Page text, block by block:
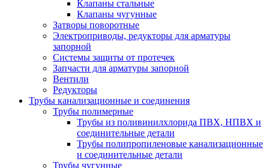
Клапаны стальные
Клапаны чугунные
Затворы поворотные
Электроприводы, редукторы для арматуры
запорной
Системы защиты от протечек
Запчасти для арматуры запорной
Вентили
Редукторы
Трубы канализационные и соединения
Трубы полимерные
Трубы из поливинилхлорида ПВХ, НПВХ и
соединительные детали
Трубы полипропиленовые канализационные
и соединительные детали
Трубы чугунные